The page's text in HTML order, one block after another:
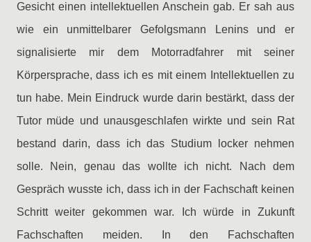
Gesicht einen intellektuellen Anschein gab. Er sah aus
wie ein unmittelbarer Gefolgsmann Lenins und er
signalisierte mir dem Motorradfahrer mit seiner
Körpersprache, dass ich es mit einem Intellektuellen zu
tun habe. Mein Eindruck wurde darin bestärkt, dass der
Tutor müde und unausgeschlafen wirkte und sein Rat
bestand darin, dass ich das Studium locker nehmen
solle. Nein, genau das wollte ich nicht. Nach dem
Gespräch wusste ich, dass ich in der Fachschaft keinen
Schritt weiter gekommen war. Ich würde in Zukunft
Fachschaften meiden. In den Fachschaften